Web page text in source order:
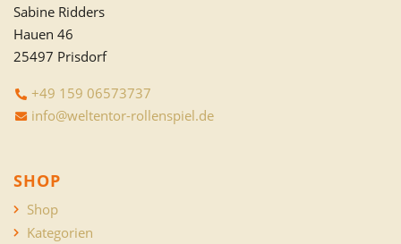
Sabine Ridders
Hauen 46
25497 Prisdorf
+49 159 06573737
info@weltentor-rollenspiel.de
SHOP
Shop
Kategorien